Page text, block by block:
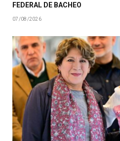
FEDERAL DE BACHEO
07/08/2026